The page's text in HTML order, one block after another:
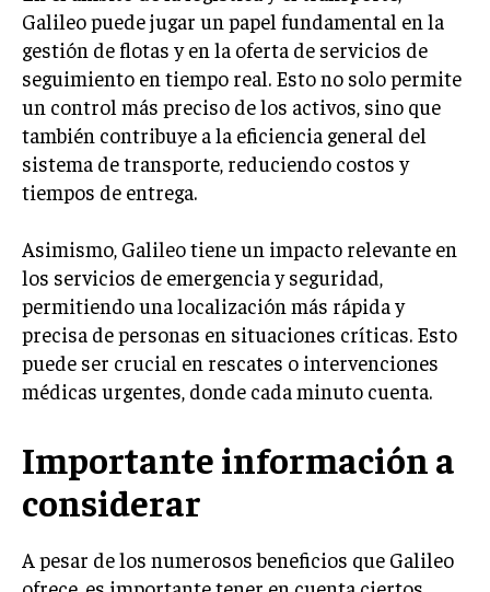
Galileo puede jugar un papel fundamental en la
gestión de flotas y en la oferta de servicios de
seguimiento en tiempo real. Esto no solo permite
un control más preciso de los activos, sino que
también contribuye a la eficiencia general del
sistema de transporte, reduciendo costos y
tiempos de entrega.
Asimismo, Galileo tiene un impacto relevante en
los servicios de emergencia y seguridad,
permitiendo una localización más rápida y
precisa de personas en situaciones críticas. Esto
puede ser crucial en rescates o intervenciones
médicas urgentes, donde cada minuto cuenta.
Importante información a
considerar
A pesar de los numerosos beneficios que Galileo